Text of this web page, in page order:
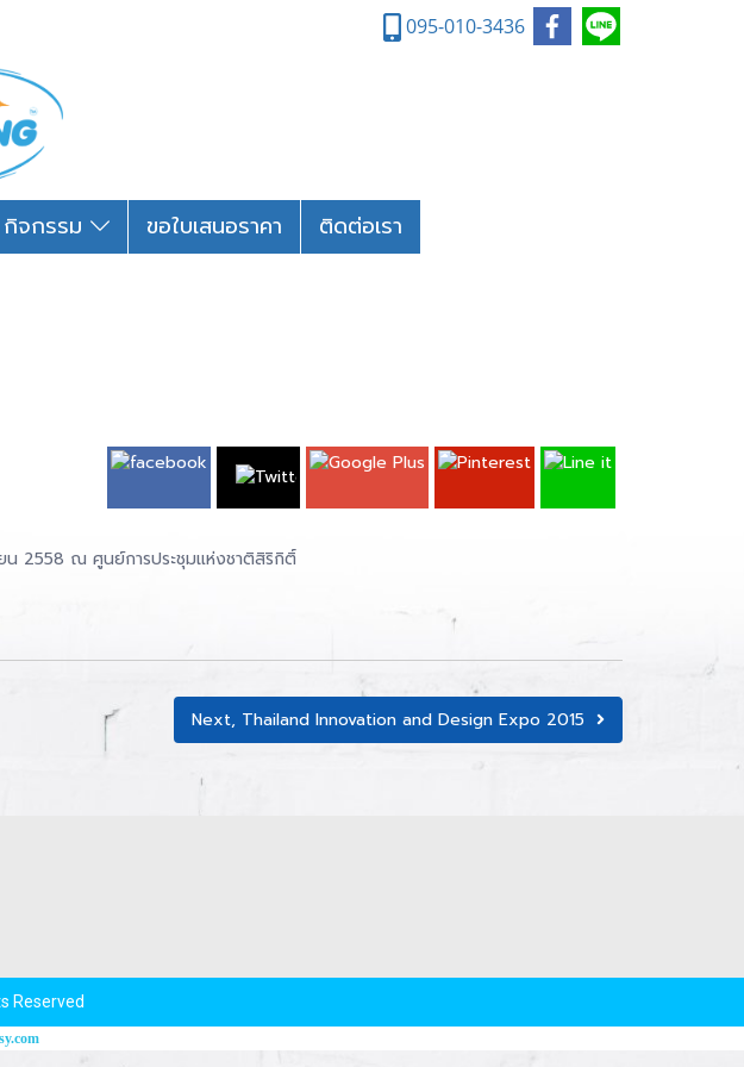
095-010-3436
กิจกรรม ขอใบเสนอราคา ติดต่อเรา
น 2558 ณ ศูนย์การประชุมแห่งชาติสิริกิติ์
Next, Thailand Innovation and Design Expo 2015
Reserved